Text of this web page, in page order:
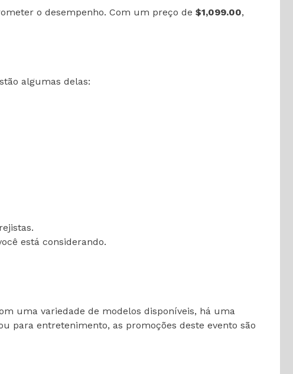
o desempenho. Com um preço de $1,099.00,
algumas delas:
está considerando.
uma variedade de modelos disponíveis, há uma
para entretenimento, as promoções deste evento são